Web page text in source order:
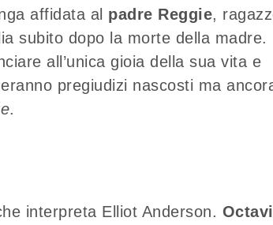
affidata al padre Reggie,
subito dopo la morte della madre.
all’unica gioia della sua vita e
pregiudizi nascosti ma
.
interpreta Elliot Anderson.